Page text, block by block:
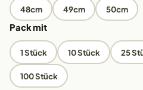
48cm 49cm 50cm
Pack mit
1 Stück 10 Stück 25
100 Stück